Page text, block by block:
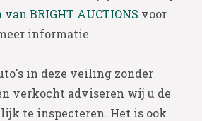
van BRIGHT AUCTIONS voor
informatie.
in deze veiling zonder
verkocht adviseren wij u de
te inspecteren. Het is ook